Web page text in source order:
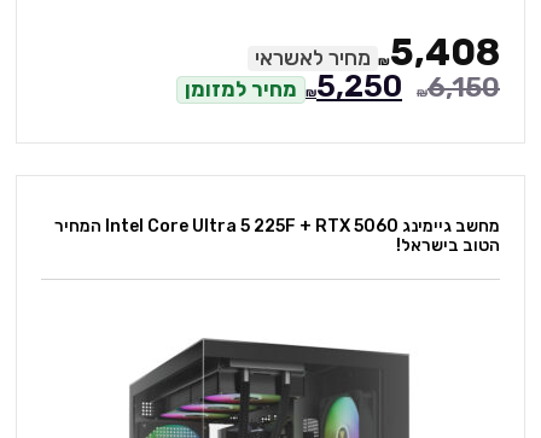
₪5,408 מחיר לאשראי
₪6,150
₪5,250 מחיר למזומן
מחשב גיימינג Intel Core Ultra 5 225F + RTX 5060 המחיר
הטוב בישראל!